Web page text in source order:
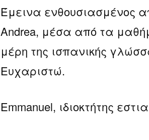
Έμεινα ενθουσιασμένος
Andrea, μέσα από τα
μέρη της ισπανικής
Ευχαριστώ.
Emmanuel, ιδιοκτήτης